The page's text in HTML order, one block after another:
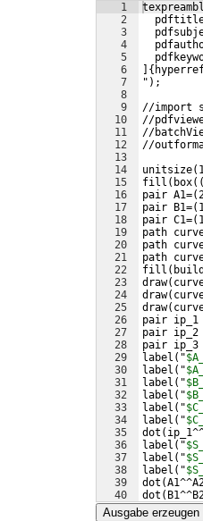
1
2
3
4
5
6
7
8
9
10
11
12
13
14
15
16
17
18
19
20
21
22
23
24
25
26
27
28
29
30
31
32
33
34
35
36
37
38
39
40
41
{
" ) ;
//import
//
//
//
unitsize(
fill ( box((
pair A1=(
pair B1=(
pair C1=(
path
path
path
fill (
draw(
draw(
draw(
pair ip_1
pair ip_2
pair ip_3
label ( "
label ( "
label ( "
label ( "
label ( "
label ( "
dot (
label ( "
label ( "
label ( "
dot (
dot (
dot(
Ausgabe erzeugen